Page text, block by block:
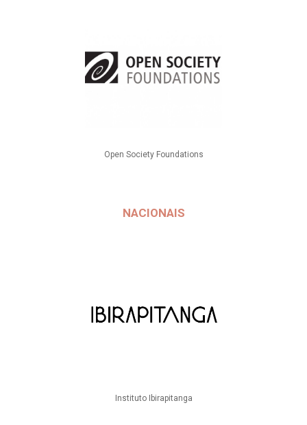
Open Society Foundations
NACIONAIS
Instituto Ibirapitanga